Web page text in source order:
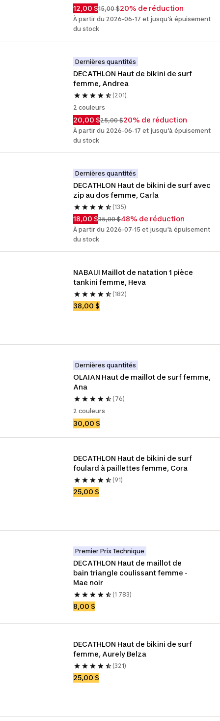
12,00 $15,00 $20% de réduction
À partir du 2026-06-17 et jusqu'à épuisement
du stock
Dernières quantités
DECATHLON Haut de bikini de surf
(201)
2 couleurs
20,00 $25,00 $20% de réduction
À partir du 2026-06-17 et jusqu'à épuisement
du stock
Dernières quantités
DECATHLON Haut de bikini de surf avec
zip au dos femme, Carla
(135)
18,00 $35,00 $48% de réduction
À partir du 2026-07-15 et jusqu'à épuisement
du stock
NABAIJI Maillot de natation 1 pièce
tankini femme, Heva
(182)
38,00 $
Dernières quantités
OLAIAN Haut de maillot de surf femme,
Ana
(76)
2 couleurs
30,00 $
DECATHLON Haut de bikini de surf
foulard à paillettes femme, Cora
(91)
25,00 $
Premier Prix Technique
DECATHLON Haut de maillot de
bain triangle coulissant femme -
Mae noir
(1 783)
8,00 $
DECATHLON Haut de bikini de surf
femme, Aurely Belza
(321)
25,00 $